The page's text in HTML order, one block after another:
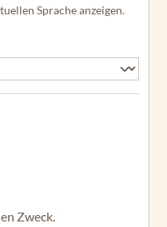
Sprache anzeigen.
Zweck.